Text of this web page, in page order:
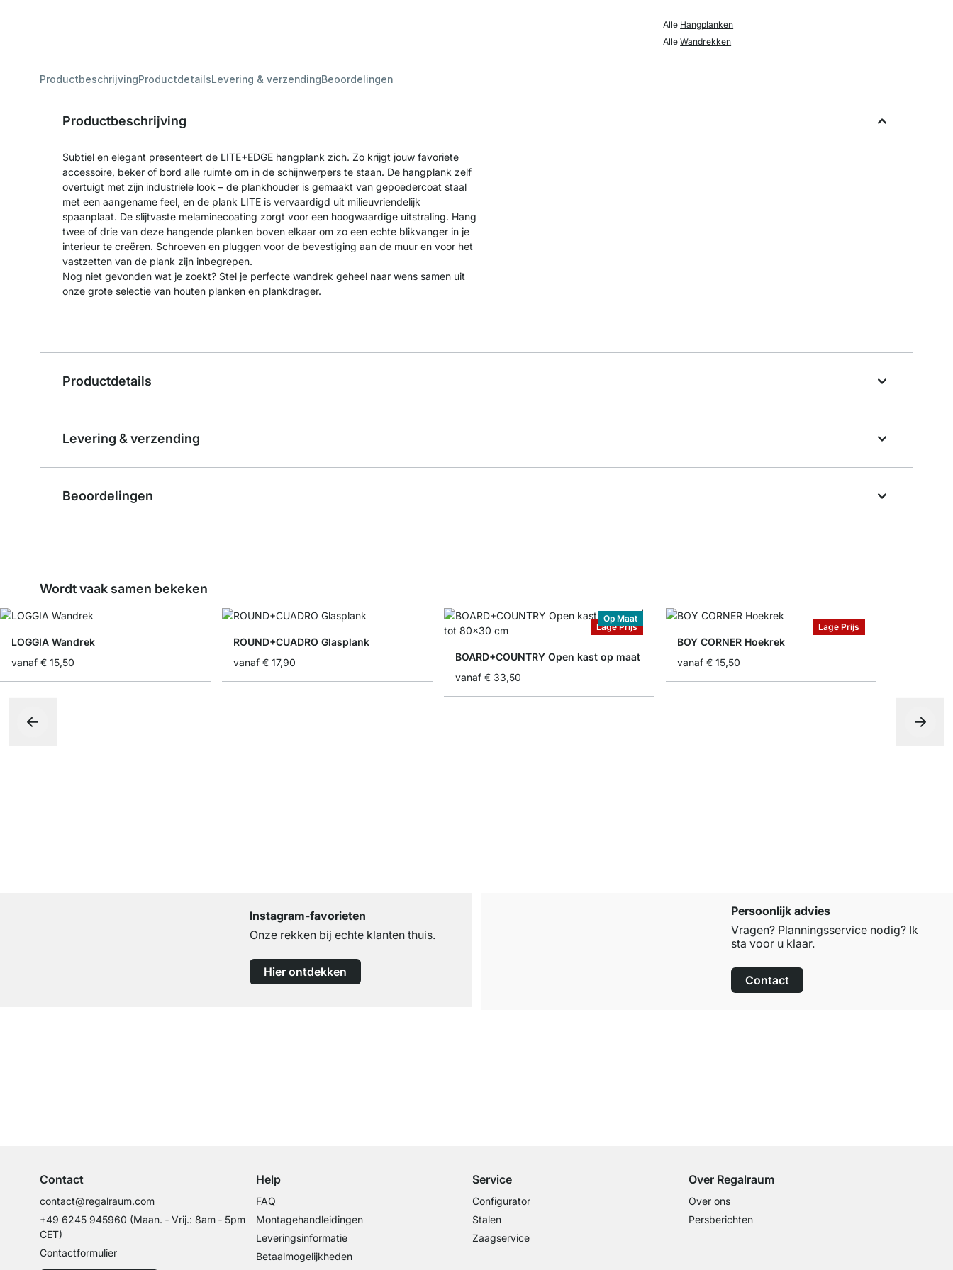
Alle Hangplanken
AlleWandrekken
ProductbeschrijvingProductdetailsLevering & verzendingBeoordelingen
Productbeschrijving
Subtiel en elegant presenteert de LITE+EDGE hangplank zich. Zo krijgt jouw favoriete
accessoire, beker of bord alle ruimte om in de schijnwerpers te staan. De hangplank zelf
overtuigt met zijn industriële look – de plankhouder is gemaakt van gepoedercoat staal
met een aangename feel, en de plank LITE is vervaardigd uit milieuvriendelijk
spaanplaat. De slijtvaste melaminecoating zorgt voor een hoogwaardige uitstraling. Hang
twee of drie van deze hangende planken boven elkaar om zo een echte blikvanger in je
interieur te creëren. Schroeven en pluggen voor de bevestiging aan de muur en voor het
vastzetten van de plank zijn inbegrepen.
Nog niet gevonden wat je zoekt? Stel je perfecte wandrek geheel naar wens samen uit
onze grote selectie van houten planken en plankdrager.
Productdetails
Levering & verzending
Beoordelingen
Wordt vaak samen bekeken
LOGGIA Wandrek
vanaf € 15,50
ROUND+CUADRO Glasplank
vanaf € 17,90
Lage Prijs
Op Maat
BOARD+COUNTRY Open kast op maat
vanaf € 33,50
Lage Prijs
BOY CORNER Hoekrek
vanaf € 15,50
Instagram-favorieten
Onze rekken bij echte klanten thuis.
Hier ontdekken
Persoonlijk advies
Vragen? Planningsservice nodig? Ik
sta voor u klaar.
Contact
Contact
contact@regalraum.com
+49 6245 945960 (Maan. ‑ Vrij.: 8am ‑ 5pm
CET)
Contactformulier
Help
FAQ
Montagehandleidingen
Leveringsinformatie
Betaalmogelijkheden
Service
Configurator
Stalen
Zaagservice
Over Regalraum
Over ons
Persberichten